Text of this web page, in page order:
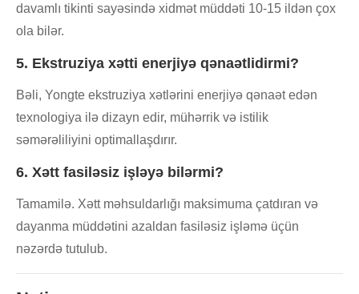
davamlı tikinti sayəsində xidmət müddəti 10-15 ildən çox
ola bilər.
5. Ekstruziya xətti enerjiyə qənaətlidirmi?
Bəli, Yongte ekstruziya xətlərini enerjiyə qənaət edən
texnologiya ilə dizayn edir, mühərrik və istilik
səmərəliliyini optimallaşdırır.
6. Xətt fasiləsiz işləyə bilərmi?
Tamamilə. Xətt məhsuldarlığı maksimuma çatdıran və
dayanma müddətini azaldan fasiləsiz işləmə üçün
nəzərdə tutulub.